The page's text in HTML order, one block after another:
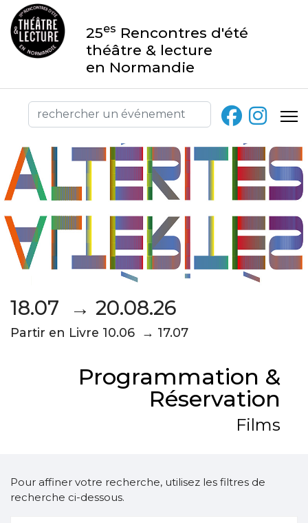
25es Rencontres d'été
théâtre & lecture
en Normandie
18.07 → 20.08.26
Partir en Livre 10.06 → 17.07
Programmation &
Réservation
Films
Pour affiner votre recherche, utilisez les filtres de
recherche ci-dessous.